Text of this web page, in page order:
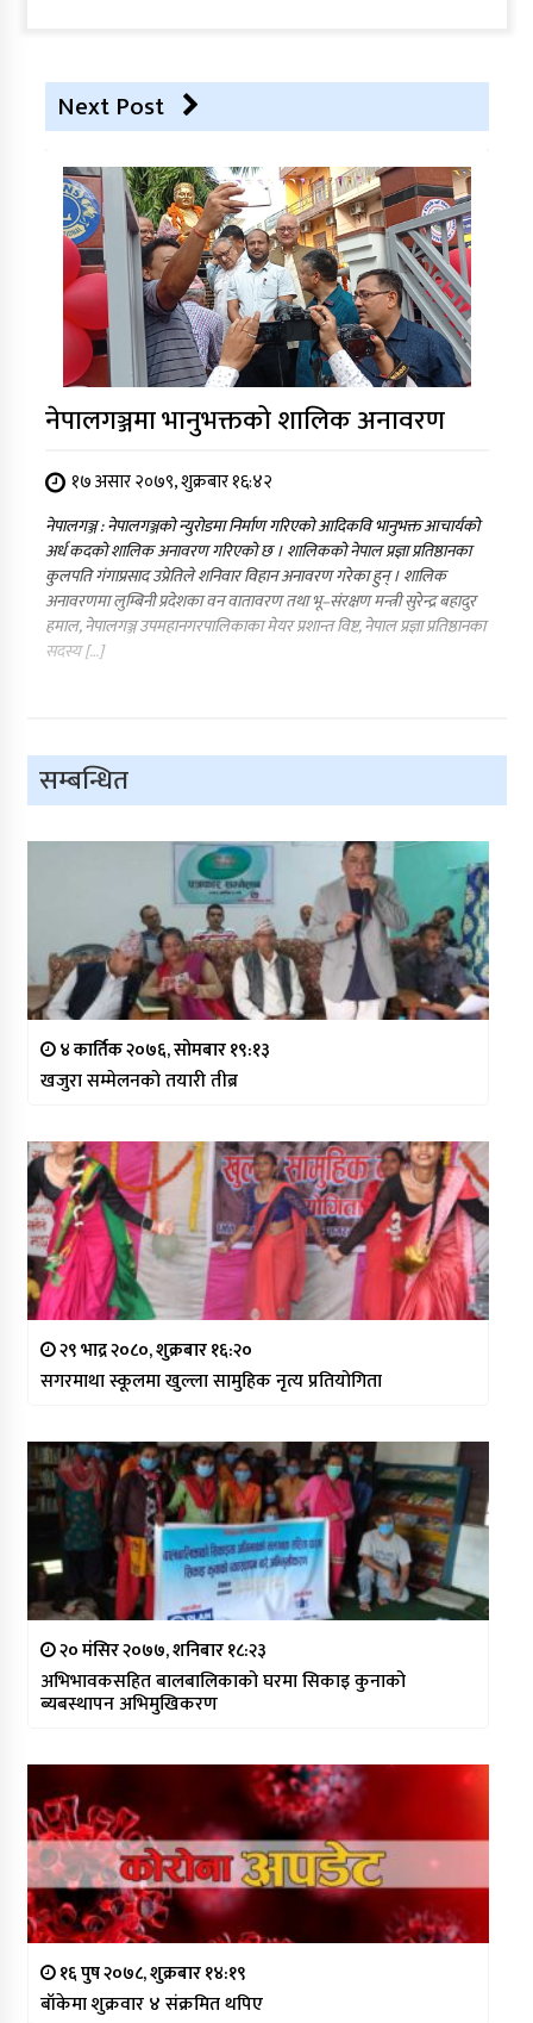
Next Post
नेपालगञ्जमा भानुभक्तको शालिक अनावरण
१७ असार २०७९, शुक्रबार १६:४२
नेपालगञ्ज : नेपालगञ्जको न्युरोडमा निर्माण गरिएको आदिकवि भानुभक्त आचार्यको
अर्ध कदको शालिक अनावरण गरिएको छ । शालिकको नेपाल प्रज्ञा प्रतिष्ठानका
कुलपति गंगाप्रसाद उप्रेतिले शनिवार विहान अनावरण गरेका हुन् । शालिक
अनावरणमा लुम्बिनी प्रदेशका वन वातावरण तथा भू–संरक्षण मन्त्री सुरेन्द्र बहादुर
हमाल, नेपालगञ्ज उपमहानगरपालिकाका मेयर प्रशान्त विष्ट, नेपाल प्रज्ञा प्रतिष्ठानका
सदस्य […]
सम्बन्धित
४ कार्तिक २०७६, सोमबार १९:१३
खजुरा सम्मेलनको तयारी तीब्र
२९ भाद्र २०८०, शुक्रबार १६:२०
सगरमाथा स्कूलमा खुल्ला सामुहिक नृत्य प्रतियोगिता
२० मंसिर २०७७, शनिबार १८:२३
अभिभावकसहित बालबालिकाको घरमा सिकाइ कुनाको
ब्यबस्थापन अभिमुखिकरण
१६ पुष २०७८, शुक्रबार १४:१९
बाँकेमा शुक्रवार ४ संक्रमित थपिए